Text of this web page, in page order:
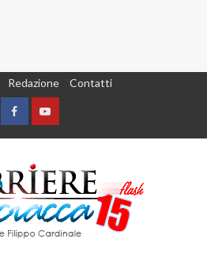
Redazione Contatti
FacebookYountube